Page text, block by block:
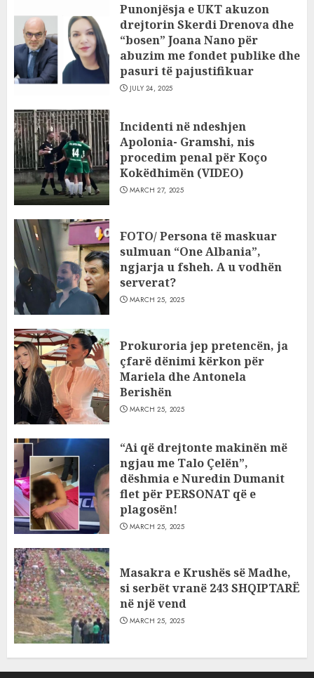
Punonjësja e UKT akuzon
drejtorin Skerdi Drenova dhe
“bosen” Joana Nano për
abuzim me fondet publike dhe
pasuri të pajustifikuar
JULY 24, 2025
Incidenti në ndeshjen
Apolonia- Gramshi, nis
procedim penal për Koço
Kokëdhimën (VIDEO)
MARCH 27, 2025
FOTO/ Persona të maskuar
sulmuan “One Albania”,
ngjarja u fsheh. A u vodhën
serverat?
MARCH 25, 2025
Prokuroria jep pretencën, ja
çfarë dënimi kërkon për
Mariela dhe Antonela
Berishën
MARCH 25, 2025
“Ai që drejtonte makinën më
ngjau me Talo Çelën”,
dëshmia e Nuredin Dumanit
flet për PERSONAT që e
plagosën!
MARCH 25, 2025
Masakra e Krushës së Madhe,
si serbët vranë 243 SHQIPTARË
në një vend
MARCH 25, 2025